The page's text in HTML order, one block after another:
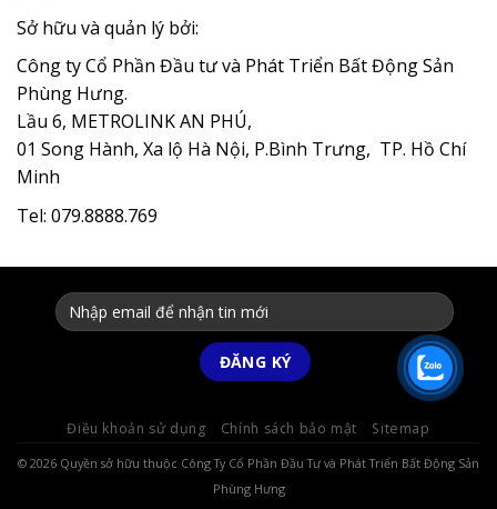
Sở hữu và quản lý bởi:
Công ty Cổ Phần Đầu tư và Phát Triển Bất Động Sản
Phùng Hưng.
Lầu 6, METROLINK AN PHÚ,
01 Song Hành, Xa lộ Hà Nội, P.Bình Trưng, TP. Hồ Chí
Minh
Tel: 079.8888.769
Điều khoản sử dụng Chính sách bảo mật Sitemap
© 2026 Quyền sở hữu thuộc Công Ty Cổ Phần Đầu Tư và Phát Triển Bất Động Sản
Phùng Hưng